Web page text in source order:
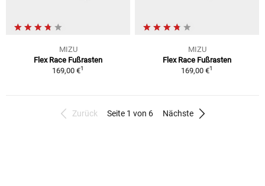
MIZU
Flex Race Fußrasten
169,00 €1
MIZU
Flex Race Fußrasten
169,00 €1
Zurück Seite 1 von 6 Nächste